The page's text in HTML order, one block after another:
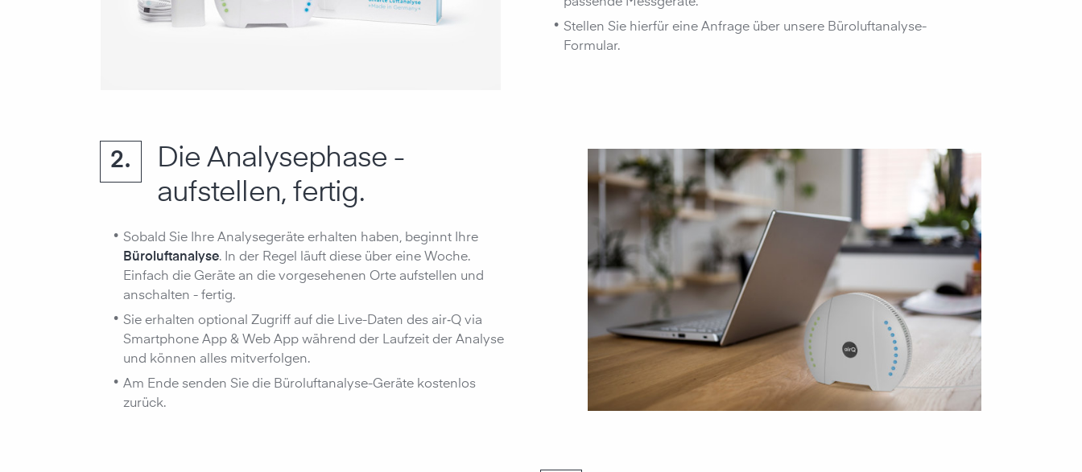
• Stellen Sie hierfür eine Anfrage über unsere Büroluftanalyse-
Formular.
2.
Die Analysephase -
aufstellen, fertig.
• Sobald Sie Ihre Analysegeräte erhalten haben, beginnt Ihre
Büroluftanalyse. In der Regel läuft diese über eine Woche.
Einfach die Geräte an die vorgesehenen Orte aufstellen und
anschalten - fertig.
• Sie erhalten optional Zugriff auf die Live-Daten des air‑Q via
Smartphone App & Web App während der Laufzeit der Analyse
und können alles mitverfolgen.
• Am Ende senden Sie die Büroluftanalyse-Geräte kostenlos
zurück.